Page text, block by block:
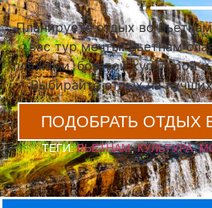
Планируете отдых во
вас тур мечты! Вьетнам
пляжами, богатой культурой
Выбирайте отдых на
ПОДОБРАТЬ ОТДЫХ
ТЕГИ:ВЬЕТНАМ,КУЛЬТУРА,